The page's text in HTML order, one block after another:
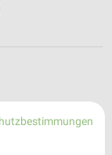
App
kostenlosen